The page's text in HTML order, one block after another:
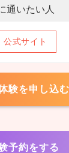
通いたい人
公式サイト
験を申し込む
予約をする